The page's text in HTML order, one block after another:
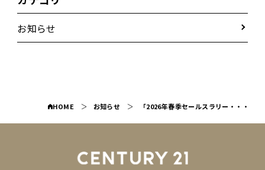
お知らせ
HOME お知らせ 「2026年春季セールスラリー・・・